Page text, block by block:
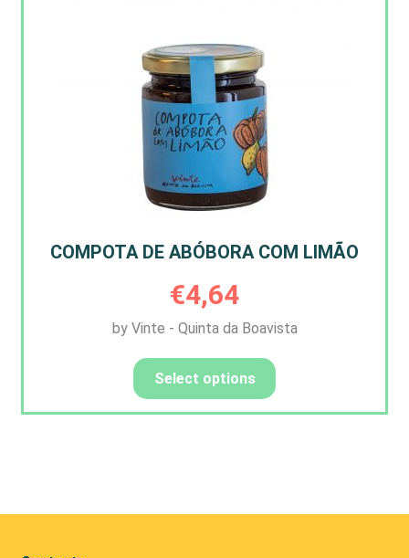
COMPOTA DE ABÓBORA COM LIMÃO
€4,64
by Vinte - Quinta da Boavista
Select options